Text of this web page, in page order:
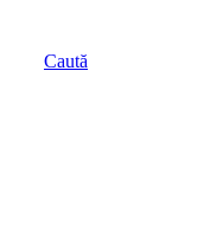
Caută